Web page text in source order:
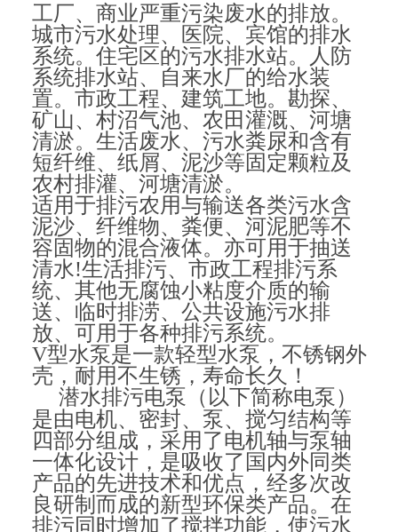
工厂、商业严重污染废水的排放。
城市污水处理、医院、宾馆的排水
系统。住宅区的污水排水站。人防
系统排水站、自来水厂的给水装
置。市政工程、建筑工地。勘探、
矿山、村沼气池、农田灌溉、河塘
清淤。生活废水、污水粪尿和含有
短纤维、纸屑、泥沙等固定颗粒及
农村排灌、河塘清淤。
适用于排污农用与输送各类污水含
泥沙、纤维物、粪便、河泥肥等不
容固物的混合液体。亦可用于抽送
清水!生活排污、市政工程排污系
统、其他无腐蚀小粘度介质的输
送、临时排涝、公共设施污水排
放、可用于各种排污系统。
V型水泵是一款轻型水泵，不锈钢外
壳，耐用不生锈，寿命长久！
潜水排污电泵（以下简称电泵）
是由电机、密封、泵、搅匀结构等
四部分组成，采用了电机轴与泵轴
一体化设计，是吸收了国内外同类
产品的先进技术和优点，经多次改
良研制而成的新型环保类产品。在
排污同时增加了搅拌功能，使污水